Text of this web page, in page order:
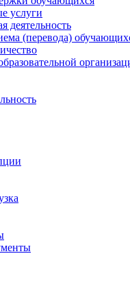
услуги
деятельность
(перевода)